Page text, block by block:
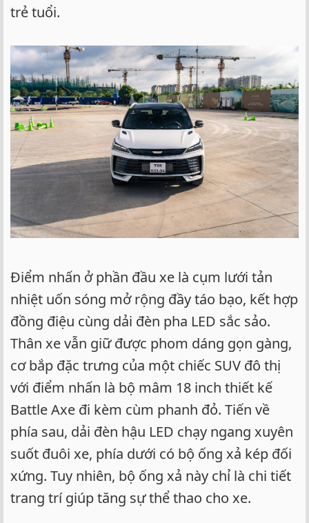
trẻ tuổi.
Điểm nhấn ở phần đầu xe là cụm lưới tản
nhiệt uốn sóng mở rộng đầy táo bạo, kết hợp
đồng điệu cùng dải đèn pha LED sắc sảo.
Thân xe vẫn giữ được phom dáng gọn gàng,
cơ bắp đặc trưng của một chiếc SUV đô thị
với điểm nhấn là bộ mâm 18 inch thiết kế
Battle Axe đi kèm cùm phanh đỏ. Tiến về
phía sau, dải đèn hậu LED chạy ngang xuyên
suốt đuôi xe, phía dưới có bộ ống xả kép đối
xứng. Tuy nhiên, bộ ống xả này chỉ là chi tiết
trang trí giúp tăng sự thể thao cho xe.